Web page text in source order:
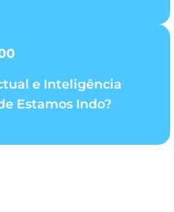
e Inteligência
Estamos Indo?